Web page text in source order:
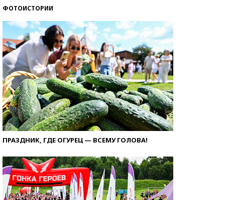
ФОТОИСТОРИИ
ПРАЗДНИК, ГДЕ ОГУРЕЦ — ВСЕМУ ГОЛОВА!